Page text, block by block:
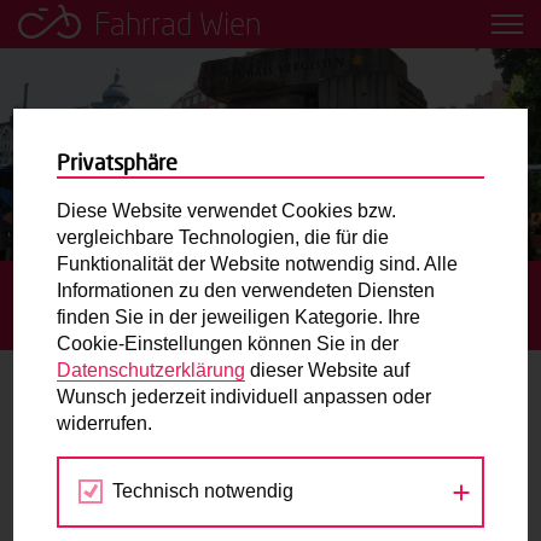
Fahrrad Wien
Leih dir einfach ein Transportfahrrad in deiner Nähe aus!
Mobilitätsbildung für Kinder und
Jugendliche
Radweg-Projektkarte
Routenplaner
Mit dem Fahrrad in Wien unterwegs? Hier finden Sie die
beste Route.
Wunschbox
Sie haben ein Anliegen zum Radverkehr? Schreiben Sie
STARTSEITE BLOG
MIT MARTIN AUF
DENKMALINSPEKTIONSRUNDE
Mit Martin auf
Denkmalinspektionsrunde
Privatsphäre
Diese Website verwendet Cookies bzw.
vergleichbare Technologien, die für die
Funktionalität der Website notwendig sind. Alle
Informationen zu den verwendeten Diensten
finden Sie in der jeweiligen Kategorie. Ihre
Cookie-Einstellungen können Sie in der
Datenschutzerklärung dieser Website auf
Wunsch jederzeit individuell anpassen oder
widerrufen.
Technisch notwendig